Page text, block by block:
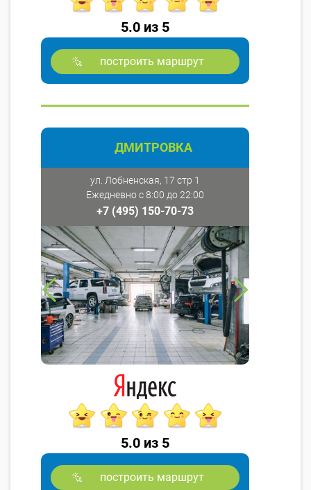
5.0 из 5
построить маршрут
ДМИТРОВКА
ул. Лобненская, 17 стр 1
Ежедневно с 8:00 до 22:00
+7 (495) 150-70-73
5.0 из 5
построить маршрут